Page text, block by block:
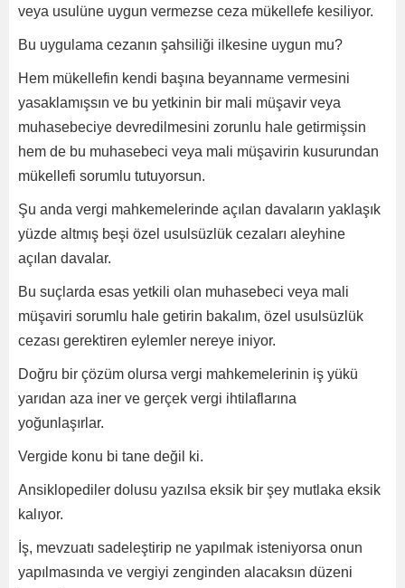
veya usulüne uygun vermezse ceza mükellefe kesiliyor.
Bu uygulama cezanın şahsiliği ilkesine uygun mu?
Hem mükellefin kendi başına beyanname vermesini
yasaklamışsın ve bu yetkinin bir mali müşavir veya
muhasebeciye devredilmesini zorunlu hale getirmişsin
hem de bu muhasebeci veya mali müşavirin kusurundan
mükellefi sorumlu tutuyorsun.
Şu anda vergi mahkemelerinde açılan davaların yaklaşık
yüzde altmış beşi özel usulsüzlük cezaları aleyhine
açılan davalar.
Bu suçlarda esas yetkili olan muhasebeci veya mali
müşaviri sorumlu hale getirin bakalım, özel usulsüzlük
cezası gerektiren eylemler nereye iniyor.
Doğru bir çözüm olursa vergi mahkemelerinin iş yükü
yarıdan aza iner ve gerçek vergi ihtilaflarına
yoğunlaşırlar.
Vergide konu bi tane değil ki.
Ansiklopediler dolusu yazılsa eksik bir şey mutlaka eksik
kalıyor.
İş, mevzuatı sadeleştirip ne yapılmak isteniyorsa onun
yapılmasında ve vergiyi zenginden alacaksın düzeni